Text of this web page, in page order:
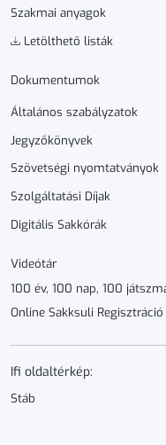
Szakmai anyagok
Letölthető listák
Dokumen­­tumok
Általános szabályzatok
Jegyzőkönyvek
Szövetségi nyomtatványok
Szolgáltatási Díjak
Digitális Sakkórák
Videótár
100 év, 100 nap, 100
Online Sakksuli Regisztráció
Ifi oldaltérkép:
Stáb